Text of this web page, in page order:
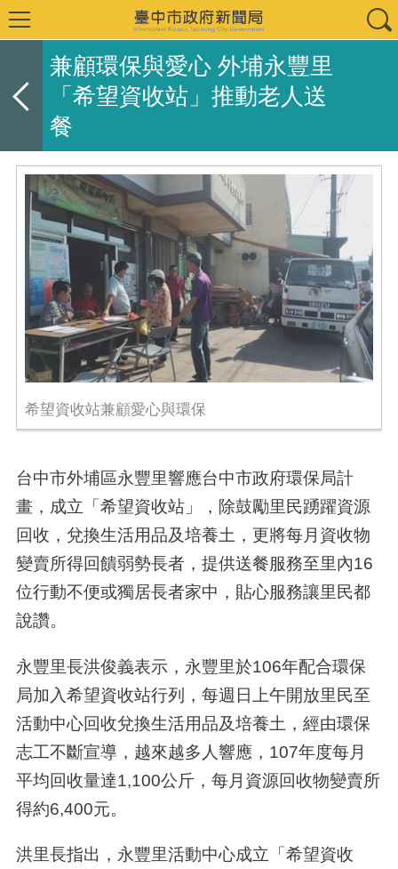
兼顧環保與愛心 外埔永豐里
「希望資收站」推動老人送
餐
希望資收站兼顧愛心與環保
台中市外埔區永豐里響應台中市政府環保局計
畫，成立「希望資收站」，除鼓勵里民踴躍資源
回收，兌換生活用品及培養土，更將每月資收物
變賣所得回饋弱勢長者，提供送餐服務至里內16
位行動不便或獨居長者家中，貼心服務讓里民都
說讚。
永豐里長洪俊義表示，永豐里於106年配合環保
局加入希望資收站行列，每週日上午開放里民至
活動中心回收兌換生活用品及培養土，經由環保
志工不斷宣導，越來越多人響應，107年度每月
平均回收量達1,100公斤，每月資源回收物變賣所
得約6,400元。
洪里長指出，永豐里活動中心成立「希望資收